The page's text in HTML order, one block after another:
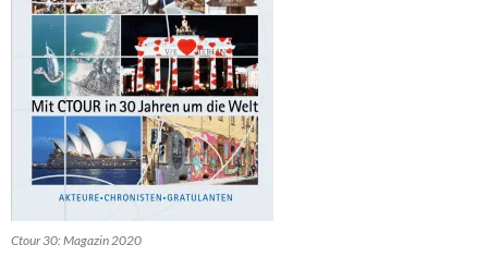
Ctour 30: Magazin 2020